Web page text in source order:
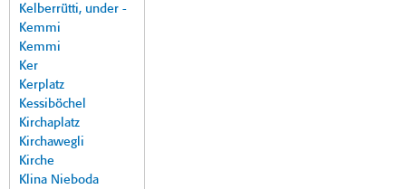
Kelberrütti, under -
Kemmi
Kemmi
Ker
Kerplatz
Kessiböchel
Kirchaplatz
Kirchawegli
Kirche
Klina Nieboda